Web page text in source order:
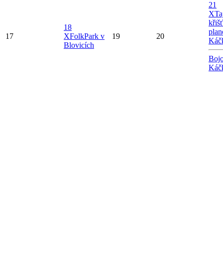
17
18
XFolkPark v
Blovicích
19 20
21
X